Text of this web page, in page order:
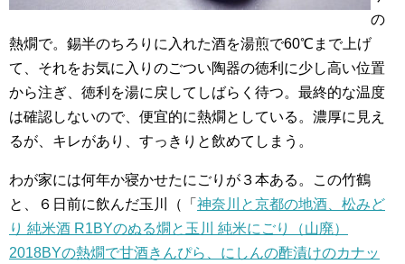
の
熱燗で。錫半のちろりに入れた酒を湯煎で60℃まで上げ
て、それをお気に入りのごつい陶器の徳利に少し高い位置
から注ぎ、徳利を湯に戻してしばらく待つ。最終的な温度
は確認しないので、便宜的に熱燗としている。濃厚に見え
るが、キレがあり、すっきりと飲めてしまう。
わが家には何年か寝かせたにごりが３本ある。この竹鶴
と、６日前に飲んだ玉川（「 神奈川と京都の地酒、松みど
り 純米酒 R1BYのぬる燗と玉川 純米にごり（山廃）
2018BYの熱燗で甘酒きんぴら、にしんの酢漬けのカナッ